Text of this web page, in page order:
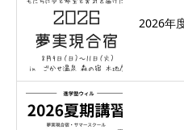
2026年